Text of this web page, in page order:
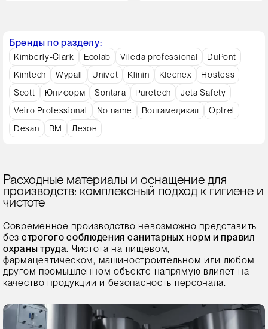
Бренды по разделу:
Kimberly-Clark Ecolab Vileda professional
DuPont
Kimtech
Wypall Univet Klinin Kleenex
Hostess
Scott
Юниформ Sontara Puretech
Jeta Safety
Veiro Professional
No name Волгамедикал
Optrel
Desan
ВМ Дезон
Расходные материалы и оснащение для
производств: комплексный подход к гигиене и
чистоте
Современное производство невозможно представить
без строгого соблюдения санитарных норм и правил
охраны труда. Чистота на пищевом,
фармацевтическом, машиностроительном или любом
другом промышленном объекте напрямую влияет на
качество продукции и безопасность персонала.